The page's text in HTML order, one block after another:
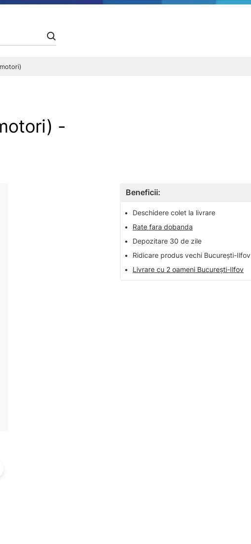
-
Beneficii:
•
Deschidere colet la livrare
•
Rate fara dobanda
•
Depozitare 30 de zile
•
Ridicare produs vechi București-Ilfov
•
Livrare cu 2 oameni București-Ilfov